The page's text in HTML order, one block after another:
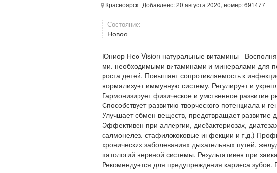
Красноярск | Добавлено: 20 августа 2020, номер: 691477
Состояние:
Новое
Юниор Нео Vision натуральные витамины -
ми, необходимыми витаминами и минералами для
роста детей. Повышает сопротивляемость к
нормализует иммунную систему. Регулирует и
Гармонизирует физическое и умственное развитие
Способствует развитию творческого потенциала и
Улучшает обмен веществ, предотвращает развитие
Эффективен при аллергии, дисбактериозах,
салмонелез, стафилококовые инфекции и т.д.)
хронических заболеваниях дыхательных путей,
патологий нервной системы. Результативен при
Рекомендуется для предупреждения кариеса